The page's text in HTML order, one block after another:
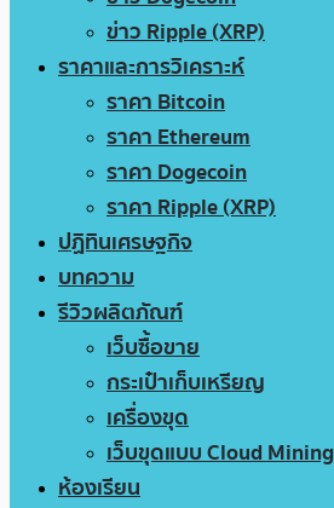
ข่าว Ripple (XRP)
ราคาและการวิเคราะห์
ราคา Bitcoin
ราคา Ethereum
ราคา Dogecoin
ราคา Ripple (XRP)
ปฏิทินเศรษฐกิจ
บทความ
รีวิวผลิตภัณฑ์
เว็บซื้อขาย
กระเป๋าเก็บเหรียญ
เครื่องขุด
เว็บขุดแบบ Cloud Mining
ห้องเรียน